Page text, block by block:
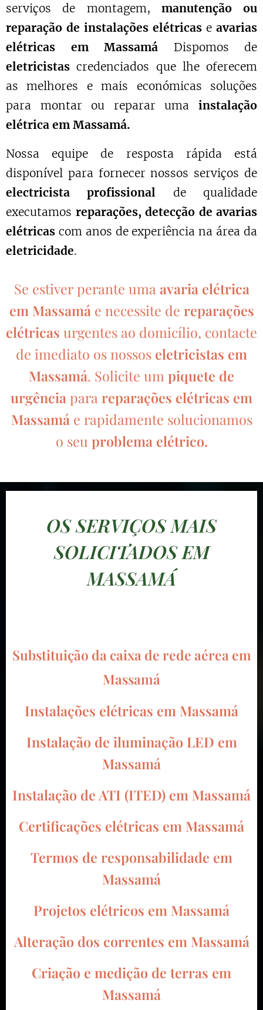
serviços de montagem, manutenção ou
reparação de instalações elétricas e avarias
elétricas em Massamá Dispomos de
eletricistas credenciados que lhe oferecem
as melhores e mais económicas soluções
para montar ou reparar uma instalação
elétrica em Massamá.
Nossa equipe de resposta rápida está
disponível para fornecer nossos serviços de
electricista profissional de qualidade
executamos reparações, detecção de avarias
elétricas com anos de experiência na área da
eletricidade.
Se estiver perante uma avaria elétrica
em Massamá e necessite de reparações
elétricas urgentes ao domicílio, contacte
de imediato os nossos eletricistas em
Massamá. Solicite um piquete de
urgência para reparações elétricas em
Massamá e rapidamente solucionamos
o seu problema elétrico.
OS SERVIÇOS MAIS
SOLICITADOS EM
MASSAMÁ
Substituição da caixa de rede aérea em
Massamá
Instalações elétricas em Massamá
Instalação de iluminação LED em
Massamá
Instalação de ATI (ITED) em Massamá
Certificações elétricas em Massamá
Termos de responsabilidade em
Massamá
Projetos elétricos em Massamá
Alteração dos correntes em Massamá
Criação e medição de terras em
Massamá